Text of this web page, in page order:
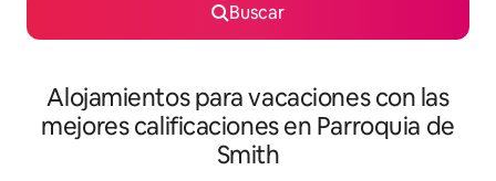
Buscar
Alojamientos para vacaciones con las
mejores calificaciones en Parroquia de
Smith